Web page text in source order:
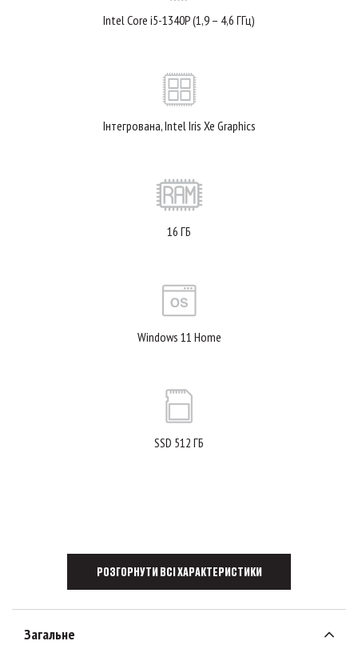
Intel Core i5-1340P (1,9 – 4,6 ГГц)
Інтегрована, Intel Iris Xe Graphics
16 ГБ
Windows 11 Home
SSD 512 ГБ
РОЗГОРНУТИ ВСІ ХАРАКТЕРИСТИКИ
Загальне